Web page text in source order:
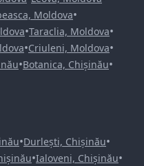
Moldova•
•Taraclia, Moldova•
•Criuleni, Moldova•
•Botanica, Chișinău•
•Durlești, Chișinău•
•Ialoveni, Chișinău•